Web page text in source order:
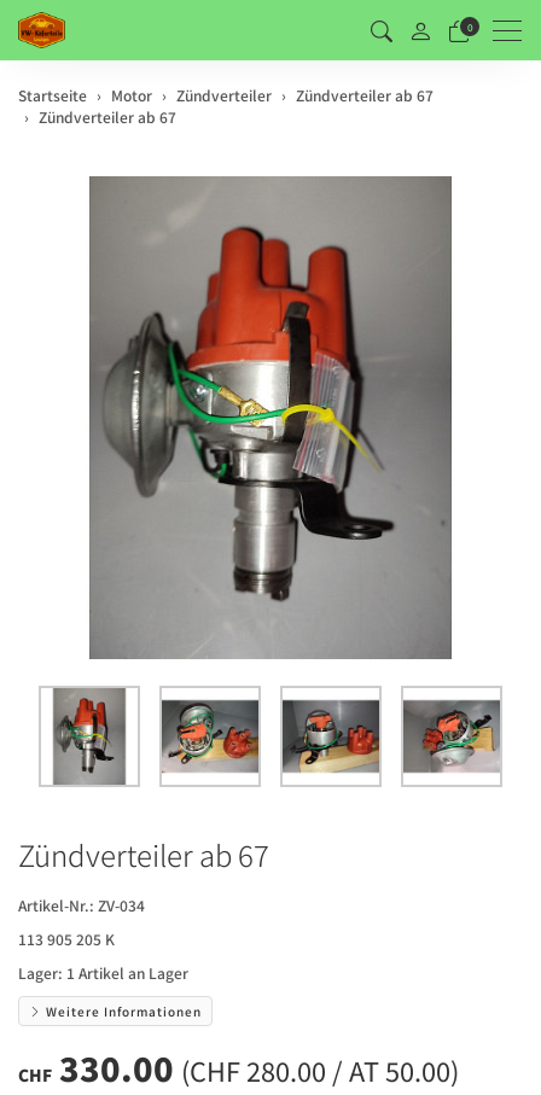
0
Startseite Motor Zündverteiler
Zündverteiler ab 67
Zündverteiler ab 67
Zündverteiler ab 67
Artikel-Nr.: ZV-034
113 905 205 K
Lager: 1 Artikel an Lager
Weitere Informationen
CHF 330.00 (CHF 280.00 / AT 50.00)